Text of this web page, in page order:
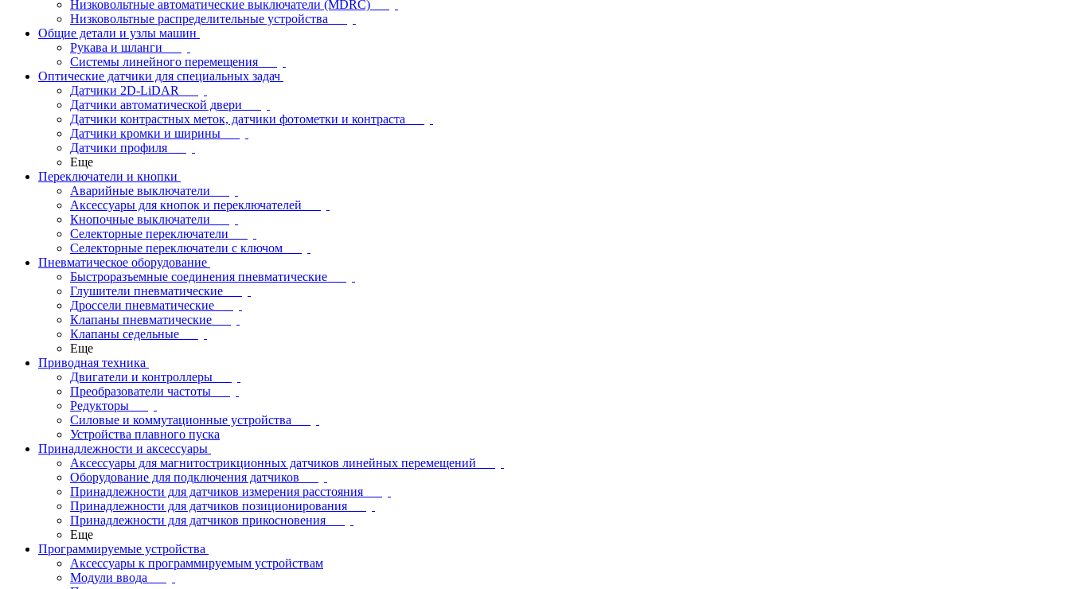
Низковольтные автоматические выключатели (MDRC)
Низковольтные распределительные устройства
Общие детали и узлы машин
Рукава и шланги
Системы линейного перемещения
Оптические датчики для специальных задач
Датчики 2D-LiDAR
Датчики автоматической двери
Датчики контрастных меток, датчики фотометки и контраста
Датчики кромки и ширины
Датчики профиля
Еще
Переключатели и кнопки
Аварийные выключатели
Аксессуары для кнопок и переключателей
Кнопочные выключатели
Селекторные переключатели
Селекторные переключатели с ключом
Пневматическое оборудование
Быстроразъемные соединения пневматические
Глушители пневматические
Дроссели пневматические
Клапаны пневматические
Клапаны седельные
Еще
Приводная техника
Двигатели и контроллеры
Преобразователи частоты
Редукторы
Силовые и коммутационные устройства
Устройства плавного пуска
Принадлежности и аксессуары
Аксессуары для магнитострикционных датчиков линейных перемещений
Оборудование для подключения датчиков
Принадлежности для датчиков измерения расстояния
Принадлежности для датчиков позиционирования
Принадлежности для датчиков прикосновения
Еще
Программируемые устройства
Аксессуары к программируемым устройствам
Модули ввода